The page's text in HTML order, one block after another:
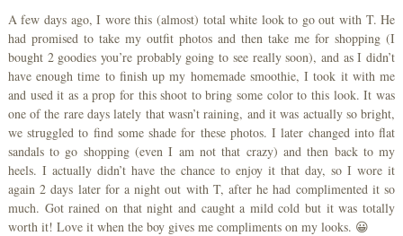
A few days ago, I wore this (almost) total white look to go out with T. He
had promised to take my outfit photos and then take me for shopping (I
bought 2 goodies you’re probably going to see really soon), and as I didn’t
have enough time to finish up my homemade smoothie, I took it with me
and used it as a prop for this shoot to bring some color to this look. It was
one of the rare days lately that wasn’t raining, and it was actually so bright,
we struggled to find some shade for these photos. I later changed into flat
sandals to go shopping (even I am not that crazy) and then back to my
heels. I actually didn’t have the chance to enjoy it that day, so I wore it
again 2 days later for a night out with T, after he had complimented it so
much. Got rained on that night and caught a mild cold but it was totally
worth it! Love it when the boy gives me compliments on my looks. 😀